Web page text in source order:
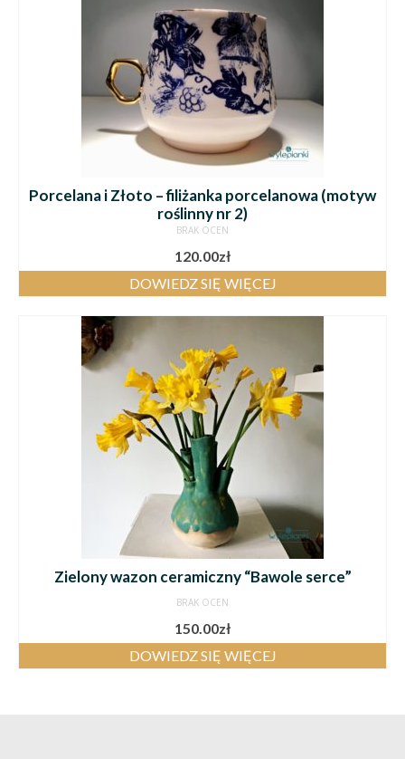
Porcelana i Złoto – filiżanka porcelanowa (motyw
roślinny nr 2)
BRAK OCEN
120.00zł
DOWIEDZ SIĘ WIĘCEJ
Zielony wazon ceramiczny “Bawole serce”
BRAK OCEN
150.00zł
DOWIEDZ SIĘ WIĘCEJ